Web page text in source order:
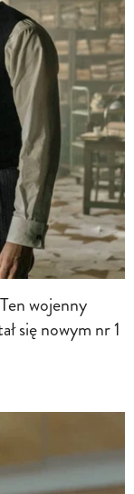
wojenny
się nowym nr 1